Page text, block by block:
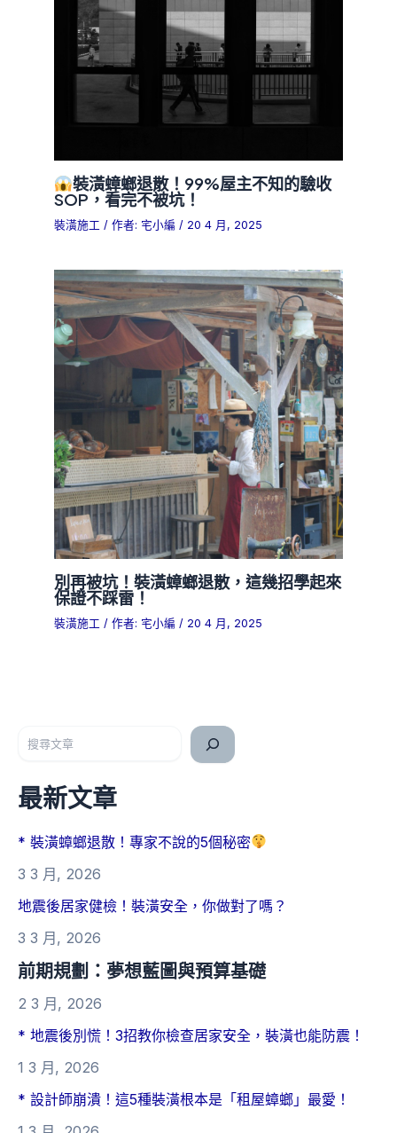
裝潢蟑螂退散！99%屋主不知的驗收
SOP，看完不被坑！
裝潢施工 / 作者: 宅小編 / 20 4 月, 2025
別再被坑！裝潢蟑螂退散，這幾招學起來
保證不踩雷！
裝潢施工 / 作者: 宅小編 / 20 4 月, 2025
最新文章
* 裝潢蟑螂退散！專家不說的5個秘密
3 3 月, 2026
地震後居家健檢！裝潢安全，你做對了嗎？
3 3 月, 2026
前期規劃：夢想藍圖與預算基礎
2 3 月, 2026
* 地震後別慌！3招教你檢查居家安全，裝潢也能防震！
1 3 月, 2026
* 設計師崩潰！這5種裝潢根本是「租屋蟑螂」最愛！